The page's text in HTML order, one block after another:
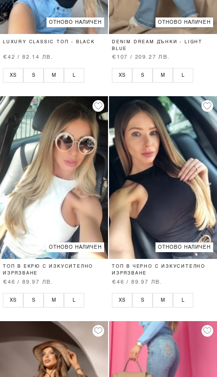
ОТНОВО НАЛИЧЕН
LUXURY CLASSIC ТОП - BLACK
€42 / 82.14 ЛВ.
XS S M L
ОТНОВО НАЛИЧЕН
DENIM DREAM ДЪНКИ - LIGHT
BLUE
€107 / 209.27 ЛВ.
XS S M L
ОТНОВО НАЛИЧЕН
ТОП В ЕКРЮ С ИЗКУСИТЕЛНО
ИЗРЯЗВАНЕ
€46 / 89.97 ЛВ.
XS S M
ОТНОВО НАЛИЧЕН
ТОП В ЧЕРНО С ИЗКУСИТЕЛНО
ИЗРЯЗВАНЕ
€46 / 89.97 ЛВ.
XS S M